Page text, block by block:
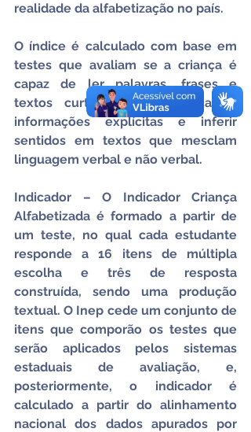
realidade da alfabetização no país.
O índice é calculado com base em
testes que avaliam se a criança é
capaz de ler palavras, frases e
textos curtos, além de localizar
informações explícitas e inferir
sentidos em textos que mesclam
linguagem verbal e não verbal.
Indicador – O Indicador Criança
Alfabetizada é formado a partir de
um teste, no qual cada estudante
responde a 16 itens de múltipla
escolha e três de resposta
construída, sendo uma produção
textual. O Inep cede um conjunto de
itens que comporão os testes que
serão aplicados pelos sistemas
estaduais de avaliação, e,
posteriormente, o indicador é
calculado a partir do alinhamento
nacional dos dados apurados por